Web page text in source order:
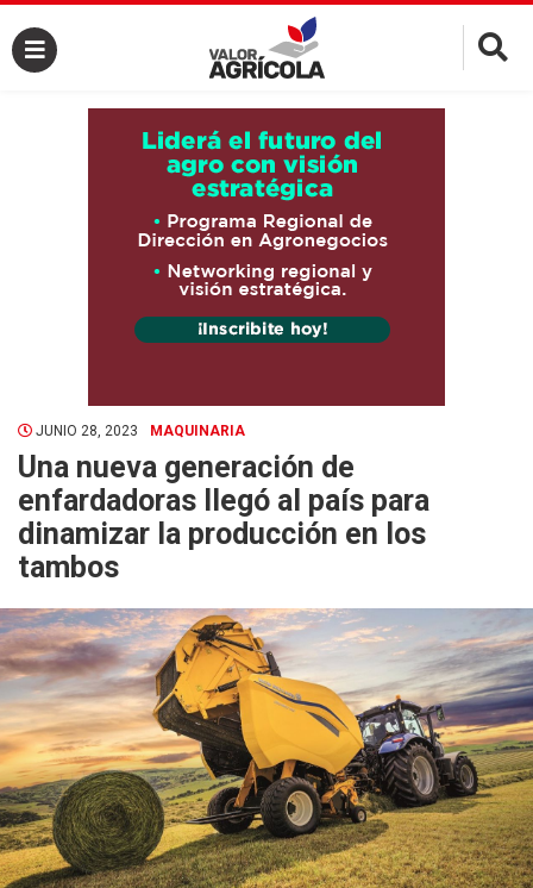
×
JUNIO 28, 2023 MAQUINARIA
Una nueva generación de
enfardadoras llegó al país para
dinamizar la producción en los
tambos